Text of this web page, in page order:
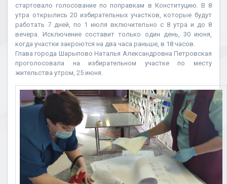
стартовало голосование по поправкам в Конституцию. В 8
утра открылись 20 избирательных участков, которые будут
работать 7 дней, по 1 июля включительно с 8 утра и до 8
вечера. Исключение составит только один день, 30 июня,
когда участки закроются на два часа раньше, в 18 часов.
Глава города Шарыпово Наталья Александровна Петровская
проголосовала на избирательном участке по месту
жительства утром, 25 июня.